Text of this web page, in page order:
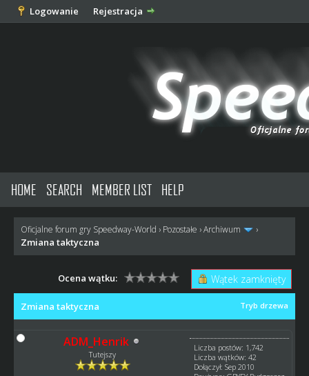
Logowanie Rejestracja
HOME SEARCH MEMBER LIST HELP
Oficjalne forum gry Speedway-World › Pozostałe ›Archiwum ›
Zmiana taktyczna
Wątek zamknięty
Ocena wątku:
Tryb drzewa
Zmiana taktyczna
ADM_Henrik
Tutejszy
Liczba postów: 1,742
Liczba wątków: 42
Dołączył: Sep 2010